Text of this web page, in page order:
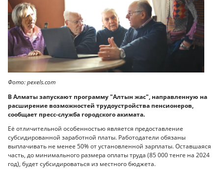
Фото: pexels.com
В Алматы запускают программу "Алтын жас", направленную на
расширение возможностей трудоустройства пенсионеров,
сообщает пресс-служба городского акимата.
Её отличительной особенностью является предоставление
субсидированной заработной платы. Работодатели обязаны
выплачивать не менее 50% от установленной зарплаты. Оставшаяся
часть, до минимального размера оплаты труда (85 000 тенге на 2024
год), будет субсидироваться из местного бюджета.